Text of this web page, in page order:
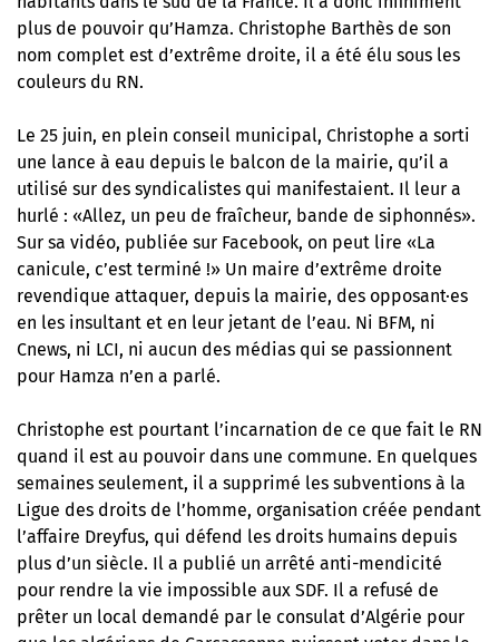
plus de pouvoir qu’Hamza. Christophe Barthès de son
nom complet est d’extrême droite, il a été élu sous les
couleurs du RN.
Le 25 juin, en plein conseil municipal, Christophe a sorti
une lance à eau depuis le balcon de la mairie, qu’il a
utilisé sur des syndicalistes qui manifestaient. Il leur a
hurlé : «Allez, un peu de fraîcheur, bande de siphonnés».
Sur sa vidéo, publiée sur Facebook, on peut lire «La
canicule, c’est terminé !» Un maire d’extrême droite
revendique attaquer, depuis la mairie, des opposant·es
en les insultant et en leur jetant de l’eau. Ni BFM, ni
Cnews, ni LCI, ni aucun des médias qui se passionnent
pour Hamza n’en a parlé.
Christophe est pourtant l’incarnation de ce que fait le RN
quand il est au pouvoir dans une commune. En quelques
semaines seulement, il a supprimé les subventions à la
Ligue des droits de l’homme, organisation créée pendant
l’affaire Dreyfus, qui défend les droits humains depuis
plus d’un siècle. Il a publié un arrêté anti-mendicité
pour rendre la vie impossible aux SDF. Il a refusé de
prêter un local demandé par le consulat d’Algérie pour